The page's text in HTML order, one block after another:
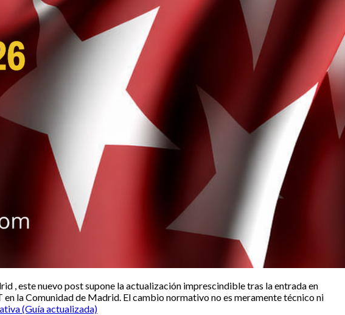
, este nuevo post supone la actualización imprescindible tras la entrada en
la Comunidad de Madrid. El cambio normativo no es meramente técnico ni
(Guía actualizada)